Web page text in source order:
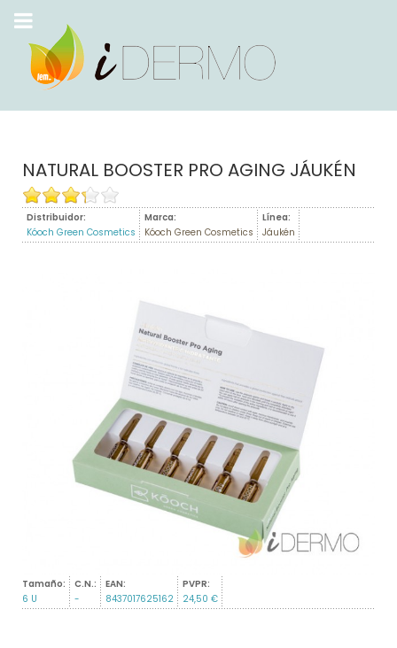
NATURAL BOOSTER PRO AGING JÁUKÉN
Distribuidor:
Kóoch Green Cosmetics
Marca:
Kóoch Green Cosmetics
Línea:
Jáukén
Tamaño:
6 U
C.N.:
-
EAN:
8437017625162
PVPR:
24,50 €